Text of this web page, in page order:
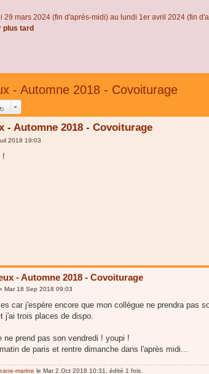
29 mars 2024 (fin d'après-midi) au lundi 1er avril 2024 (fin
plus tard
- Automne 2018 - Covoiturage
- Automne 2018 - Covoiturage
2018 19:03
!
- Automne 2018 - Covoiturage
Mar 18 Sep 2018 09:03
car j'espère encore que mon collègue ne prendra pas
j'ai trois places de dispo.
ne prend pas son vendredi ! youpi !
de paris et rentre dimanche dans l'après midi...
marine le Mar 2 Oct 2018 10:31, édité 1 fois.